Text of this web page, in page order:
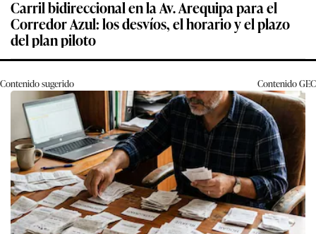
Carril bidireccional en la Av. Arequipa para el
Corredor Azul: los desvíos, el horario y el plazo
del plan piloto
Contenido sugerido ContenidoGEC